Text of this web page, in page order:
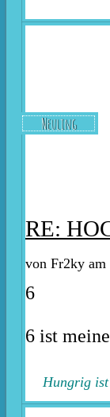
Neuling
RE:
von Fr2ky am
6
6 ist
Hungrig ist